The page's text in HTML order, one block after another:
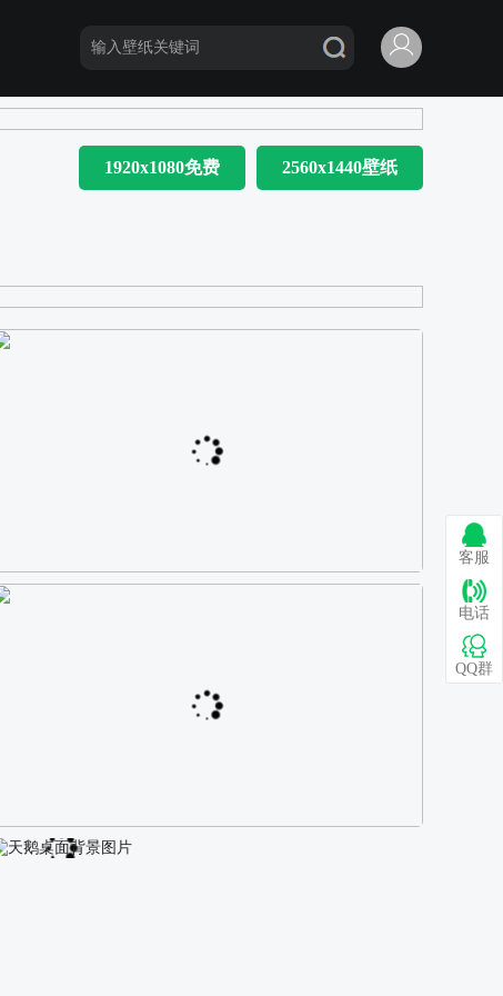
1920x1080免费 2560x1440壁纸
巴图 古风白衣女孩骑马壁纸
客服
电话
QQ群